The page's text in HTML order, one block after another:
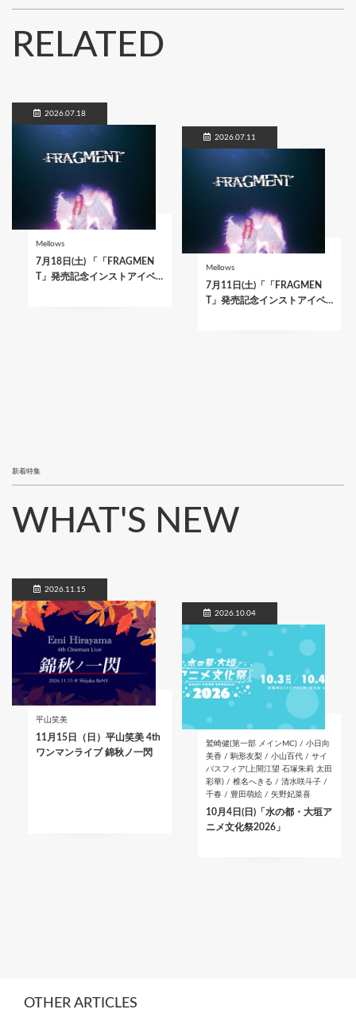
RELATED
2026.07.18
Mellows
7月18日(土) 「「FRAGMEN
T」発売記念インストアイベ…
2026.07.11
Mellows
7月11日(土)「「FRAGMEN
T」発売記念インストアイベ…
新着特集
WHAT'S NEW
2026.11.15
平山笑美
11月15日（日）平山笑美 4th
ワンマンライブ 錦秋ノ一閃
2026.10.04
鷲崎健(第一部 メインMC) / 小日向
美香 / 駒形友梨 / 小山百代 / サイ
バスフィア(上間江望 石塚朱莉 太田
彩華) / 椎名へきる / 清水咲斗子 /
千春 / 豊田萌絵 / 矢野妃菜喜
10月4日(日)「水の都・大垣ア
ニメ文化祭2026」
OTHER ARTICLES